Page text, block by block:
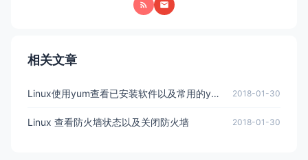
相关文章
Linux使用yum查看已安装软件以及常用的yum软件管理命令 2018-01-30
Linux 查看防火墙状态以及关闭防火墙 2018-01-30